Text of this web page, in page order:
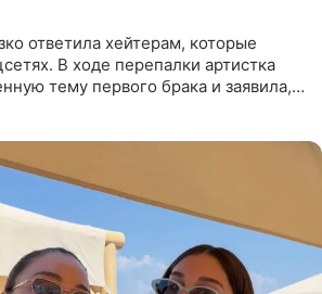
ответила хейтерам, которые
В ходе перепалки артистка
тему первого брака и заявила,